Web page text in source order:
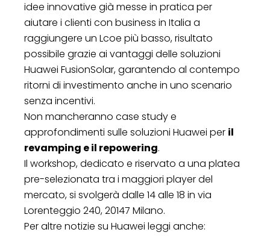
idee innovative già messe in pratica per
aiutare i clienti con business in Italia a
raggiungere un Lcoe più basso, risultato
possibile grazie ai vantaggi delle soluzioni
Huawei FusionSolar, garantendo al contempo
ritorni di investimento anche in uno scenario
senza incentivi.
Non mancheranno case study e
approfondimenti sulle soluzioni Huawei per il
revamping e il repowering.
Il workshop,dedicato e riservato a una platea
pre-selezionata tra i maggiori player del
mercato, si svolgerà dalle 14 alle 18 in via
Lorenteggio 240, 20147 Milano.
Per altre notizie su Huawei leggi anche: